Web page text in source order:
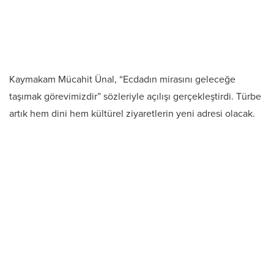
Kaymakam Mücahit Ünal, “Ecdadın mirasını geleceğe
taşımak görevimizdir” sözleriyle açılışı gerçekleştirdi. Türbe
artık hem dini hem kültürel ziyaretlerin yeni adresi olacak.